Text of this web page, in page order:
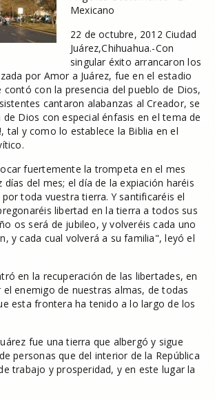
Mexicano
22 de octubre, 2012 Ciudad
Juárez,Chihuahua.-Con
singular éxito arrancaron los
por Amor a Juárez, fue en el estadio
contó con la presencia del pueblo de Dios,
cantaron alabanzas al Creador, se
de Dios con especial énfasis en el tema de
tal y como lo establece la Biblia en el
fuertemente la trompeta en el mes
días del mes; el día de la expiación haréis
toda vuestra tierra. Y santificaréis el
libertad en la tierra a todos sus
os será de jubileo, y volveréis cada uno
y cada cual volverá a su familia", leyó el
en la recuperación de las libertades, en
enemigo de nuestras almas, de todas
esta frontera ha tenido a lo largo de los
fue una tierra que albergó y sigue
personas que del interior de la República
trabajo y prosperidad, y en este lugar la